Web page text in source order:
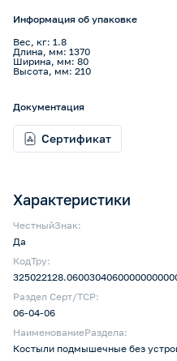
Характеристики
ЧестныйЗнак:
Да
КодТру:
Раздел Серт/ТСР:
06-04-06
НаименованиеРаздела:
Костыли подмышечные без
Информация об упаковке
Вес, кг: 1.8
Длина, мм: 1370
Ширина, мм: 80
Высота, мм: 210
Документация
Сертификат